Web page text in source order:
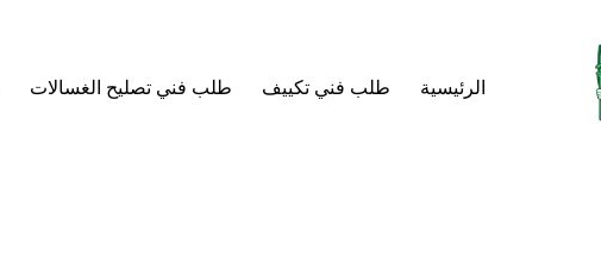
المحتوى
الرئيسية
طلب فني تكييف طلب فني تصليح الغسالات